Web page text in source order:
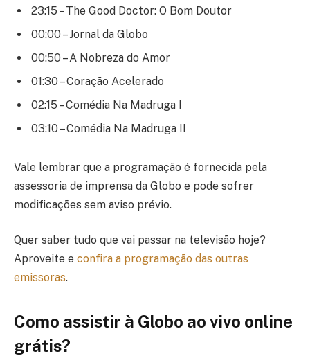
23:15 – The Good Doctor: O Bom Doutor
00:00 – Jornal da Globo
00:50 – A Nobreza do Amor
01:30 – Coração Acelerado
02:15 – Comédia Na Madruga I
03:10 – Comédia Na Madruga II
Vale lembrar que a programação é fornecida pela
assessoria de imprensa da Globo e pode sofrer
modificações sem aviso prévio.
Quer saber tudo que vai passar na televisão hoje?
Aproveite e confira a programação das outras
emissoras.
Como assistir à Globo ao vivo online
grátis?